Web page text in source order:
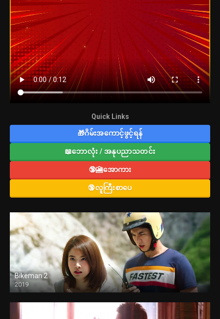
Quick Links
🎁ဂိမ်းအကောင့်ဖွင့်ရန်
📖ဘောလုံး / အနုပညာသတင်း
🔞🎦အောကား
🔞လူကြီးစာပေ
Bikeman 2
2019